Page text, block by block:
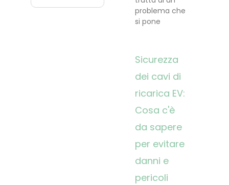
problema che
si pone
Sicurezza
dei cavi di
ricarica EV:
Cosa c'è
da sapere
per evitare
danni e
pericoli